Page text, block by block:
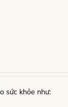
sức khỏe như: